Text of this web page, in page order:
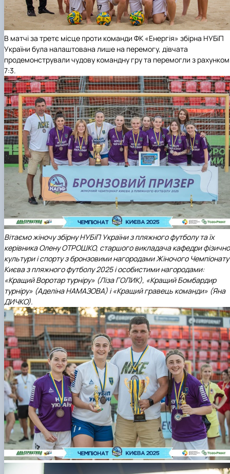
В матчі за третє місце проти команди ФК «Енергія» збірна НУБіП
України була налаштована лише на перемогу, дівчата
продемонстрували чудову командну гру та перемогли з рахунком
7:3.
Вітаємо жіночу збірну НУБіП України з пляжного футболу та їх
керівника Олену ОТРОШКО, старшого викладачакафедри
культури і спортуз бронзовими нагородами Жіночого Чемпіонату
Києва з пляжного футболу 2025 і особистими нагородами:
«Кращий Воротар турніру» (Ліза ГОЛИК), «Кращий Бомбардир
турніру» (Аделіна НАМАЗОВА) і«Кращий гравець команди» (Яна
ДИЧКО).